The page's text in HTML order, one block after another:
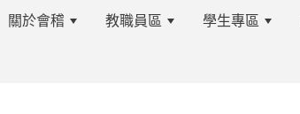
關於會稽 教職員區 學生專區